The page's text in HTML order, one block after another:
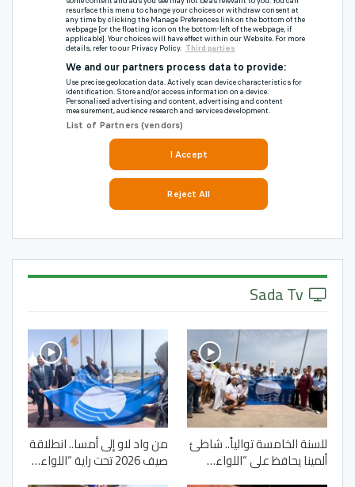
للسنة الخامسة توالياً.. شاطئ
ألمينا يحافظ على “اللواء…
من واد لاو إلى أمسا.. انطلاقة
صيف 2026 تحت راية “اللواء…